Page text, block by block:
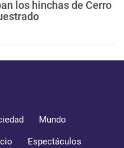
los hinchas de Cerro
Mundo
Espectáculos